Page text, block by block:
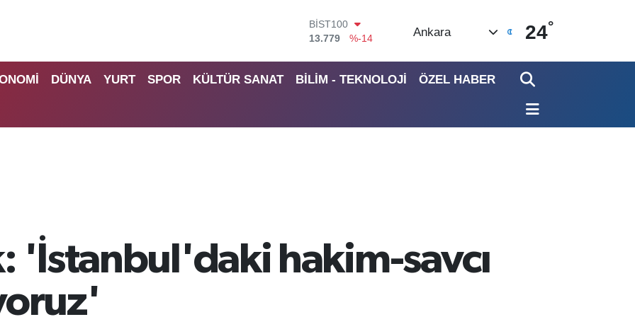
BITCOIN
64.960,21
%0.87
EURO
Ankara 24°
DÜNYA YURT SPOR KÜLTÜR SANAT BİLİM - TEKNOLOJİ ÖZEL HABER
'İstanbul'daki hakim-savcı